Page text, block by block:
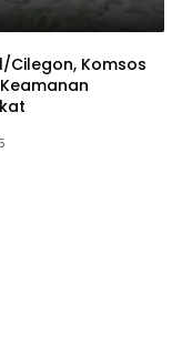
Cilegon, Komsos